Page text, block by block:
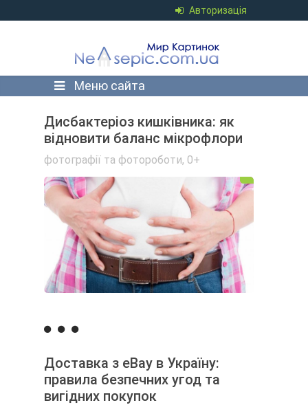
Авторизація
Меню сайта
Дисбактеріоз кишківника: як
відновити баланс мікрофлори
фотографії та фотороботи, 0+
Доставка з eBay в Україну:
правила безпечних угод та
вигідних покупок